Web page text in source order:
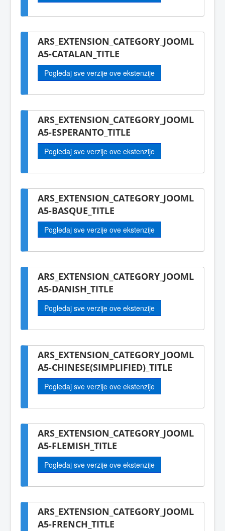
ARS_EXTENSION_CATEGORY_JOOML
A5-CATALAN_TITLE
Pogledaj sve verzije ove ekstenzije
ARS_EXTENSION_CATEGORY_JOOML
A5-ESPERANTO_TITLE
Pogledaj sve verzije ove ekstenzije
ARS_EXTENSION_CATEGORY_JOOML
A5-BASQUE_TITLE
Pogledaj sve verzije ove ekstenzije
ARS_EXTENSION_CATEGORY_JOOML
A5-DANISH_TITLE
Pogledaj sve verzije ove ekstenzije
ARS_EXTENSION_CATEGORY_JOOML
A5-CHINESE(SIMPLIFIED)_TITLE
Pogledaj sve verzije ove ekstenzije
ARS_EXTENSION_CATEGORY_JOOML
A5-FLEMISH_TITLE
Pogledaj sve verzije ove ekstenzije
ARS_EXTENSION_CATEGORY_JOOML
A5-FRENCH_TITLE